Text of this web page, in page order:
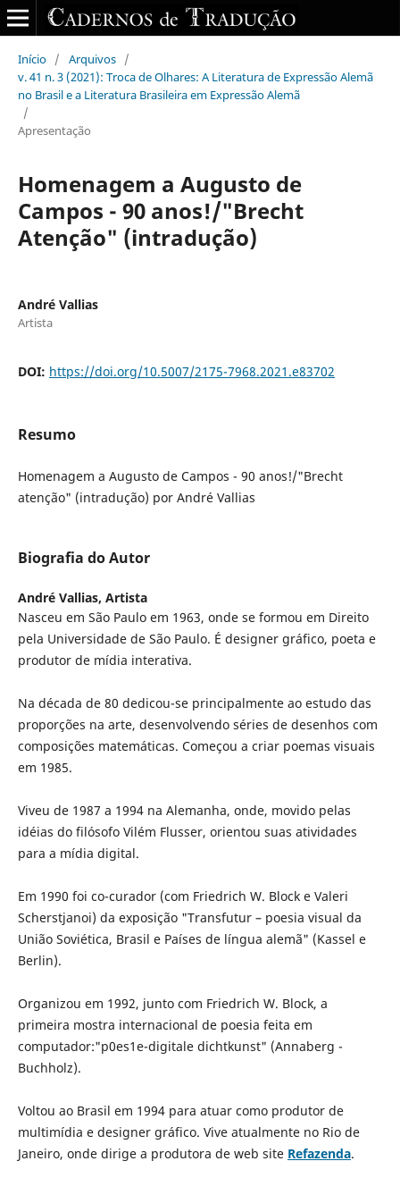
Início / Arquivos /
v. 41 n. 3 (2021): Troca de Olhares: A Literatura de Expressão Alemã
no Brasil e a Literatura Brasileira em Expressão Alemã
/
Apresentação
Homenagem a Augusto de
Campos - 90 anos!/"Brecht
Atenção" (intradução)
André Vallias
Artista
DOI: https://doi.org/10.5007/2175-7968.2021.e83702
Resumo
Homenagem a Augusto de Campos - 90 anos!/"Brecht
atenção" (intradução) por André Vallias
Biografia do Autor
André Vallias, Artista
Nasceu em São Paulo em 1963, onde se formou em Direito
pela Universidade de São Paulo. É designer gráfico, poeta e
produtor de mídia interativa.
Na década de 80 dedicou-se principalmente ao estudo das
proporções na arte, desenvolvendo séries de desenhos com
composições matemáticas. Começou a criar poemas visuais
em 1985.
Viveu de 1987 a 1994 na Alemanha, onde, movido pelas
idéias do filósofo Vilém Flusser, orientou suas atividades
para a mídia digital.
Em 1990 foi co-curador (com Friedrich W. Block e Valeri
Scherstjanoi) da exposição "Transfutur – poesia visual da
União Soviética, Brasil e Países de língua alemã" (Kassel e
Berlin).
Organizou em 1992, junto com Friedrich W. Block, a
primeira mostra internacional de poesia feita em
computador:"p0es1e-digitale dichtkunst" (Annaberg -
Buchholz).
Voltou ao Brasil em 1994 para atuar como produtor de
multimídia e designer gráfico. Vive atualmente no Rio de
Janeiro, onde dirige a produtora de web site Refazenda.